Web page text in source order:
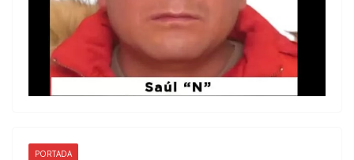
PORTADA